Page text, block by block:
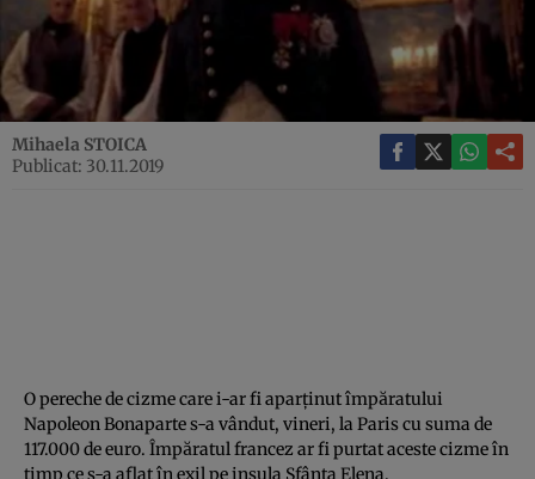
Mihaela STOICA
Publicat: 30.11.2019
O pereche de cizme care i-ar fi aparţinut împăratului
Napoleon Bonaparte s-a vândut, vineri, la Paris cu suma de
117.000 de euro. Împăratul francez ar fi purtat aceste cizme în
timp ce s-a aflat în exil pe insula Sfânta Elena.